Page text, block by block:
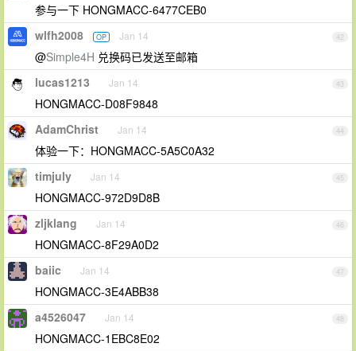
参与一下 HONGMACC-6477CEB0
42
wlfh2008 OP Jan 14
@Simple4H 兑换码已发送至邮箱
43
lucas1213 Jan 14
HONGMACC-D08F9848
44
AdamChrist Jan 14
体验一下：HONGMACC-5A5C0A32
45
timjuly Jan 14
HONGMACC-972D9D8B
46
zljklang Jan 14
HONGMACC-8F29A0D2
47
baiic Jan 14
HONGMACC-3E4ABB38
48
a4526047 Jan 14
HONGMACC-1EBC8E02